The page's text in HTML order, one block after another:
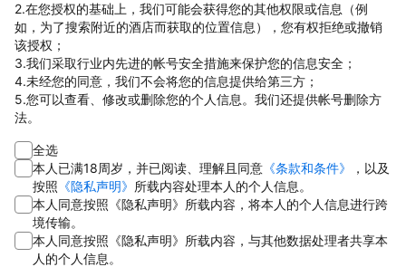
2.在您授权的基础上，我们可能会获得您的其他权限或信息（例
如，为了搜索附近的酒店而获取的位置信息），您有权拒绝或撤销
该授权；
3.我们采取行业内先进的帐号安全措施来保护您的信息安全；
4.未经您的同意，我们不会将您的信息提供给第三方；
5.您可以查看、修改或删除您的个人信息。我们还提供帐号删除方
法。
全选
本人已满18周岁，并已阅读、理解且同意 《条款和条件》
，以及
按照 《隐私声明》 所载内容处理本人的个人信息。
本人同意按照《隐私声明》所载内容，将本人的个人信息进行跨
境传输。
本人同意按照《隐私声明》所载内容，与其他数据处理者共享本
人的个人信息。